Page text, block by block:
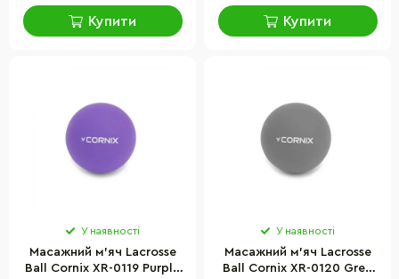
Купити Купити
У наявності
Масажний м'яч Lacrosse
Ball Cornix XR-0119 Purple
У наявності
Масажний м'яч Lacrosse
Ball Cornix XR-0120 Grey